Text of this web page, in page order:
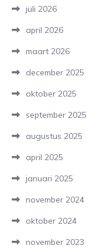
juli 2026
april 2026
maart 2026
december 2025
oktober 2025
september 2025
augustus 2025
april 2025
januari 2025
november 2024
oktober 2024
november 2023